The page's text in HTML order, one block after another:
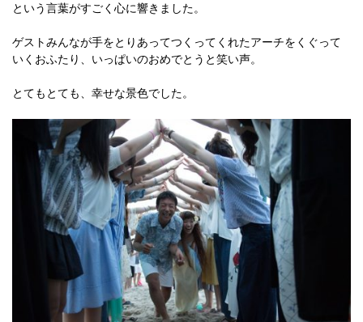
という言葉がすごく心に響きました。
ゲストみんなが手をとりあってつくってくれたアーチをくぐって
いくおふたり、いっぱいのおめでとうと笑い声。
とてもとても、幸せな景色でした。